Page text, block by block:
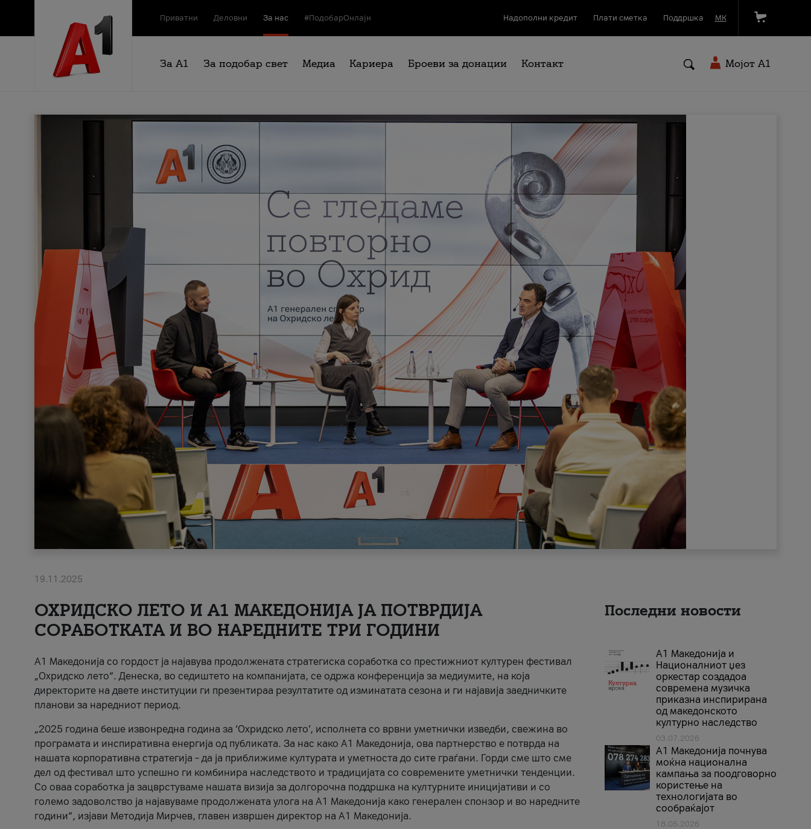
Приватни Деловни За нас #ПодобарОнлајн Надополни кредит Плати сметка Поддршка МК
За А1 За подобар свет Медиа Кариера Броеви за донации Контакт Мојот A1
19.11.2025
ОХРИДСКО ЛЕТО И A1 МАКЕДОНИЈА ЈА ПОТВРДИЈА
СОРАБОТКАТА И ВО НАРЕДНИТЕ ТРИ ГОДИНИ
A1 Македонија со гордост ја најавува продолжената стратегиска соработка со престижниот културен фестивал
„Охридско лето“. Денеска, во седиштето на компанијата, се одржа конференција за медиумите, на која
директорите на двете институции ги презентираа резултатите од изминатата сезона и ги најавија заедничките
планови за наредниот период.
„2025 година беше извонредна година за ‘Охридско лето’, исполнета со врвни уметнички изведби, свежина во
програмата и инспиративна енергија од публиката. За нас како A1 Македонија, ова партнерство е потврда на
нашата корпоративна стратегија – да ја приближиме културата и уметноста до сите граѓани. Горди сме што сме
дел од фестивал што успешно ги комбинира наследството и традицијата со современите уметнички тенденции.
Со оваа соработка ја зацврстуваме нашата визија за долгорочна поддршка на културните иницијативи и со
големо задоволство ја најавуваме продолжената улога на A1 Македонија како генерален спонзор и во наредните
години“, изјави Методија Мирчев, главен извршен директор на A1 Македонија.
Последни новости
А1 Македонија и
Националниот џез
оркестар создадоа
современа музичка
приказна инспирирана
од македонското
културно наследство
03.07.2026
A1 Македонија почнува
моќна национална
кампања за поодговорно
користење на
технологијата во
сообраќајот
18.05.2026